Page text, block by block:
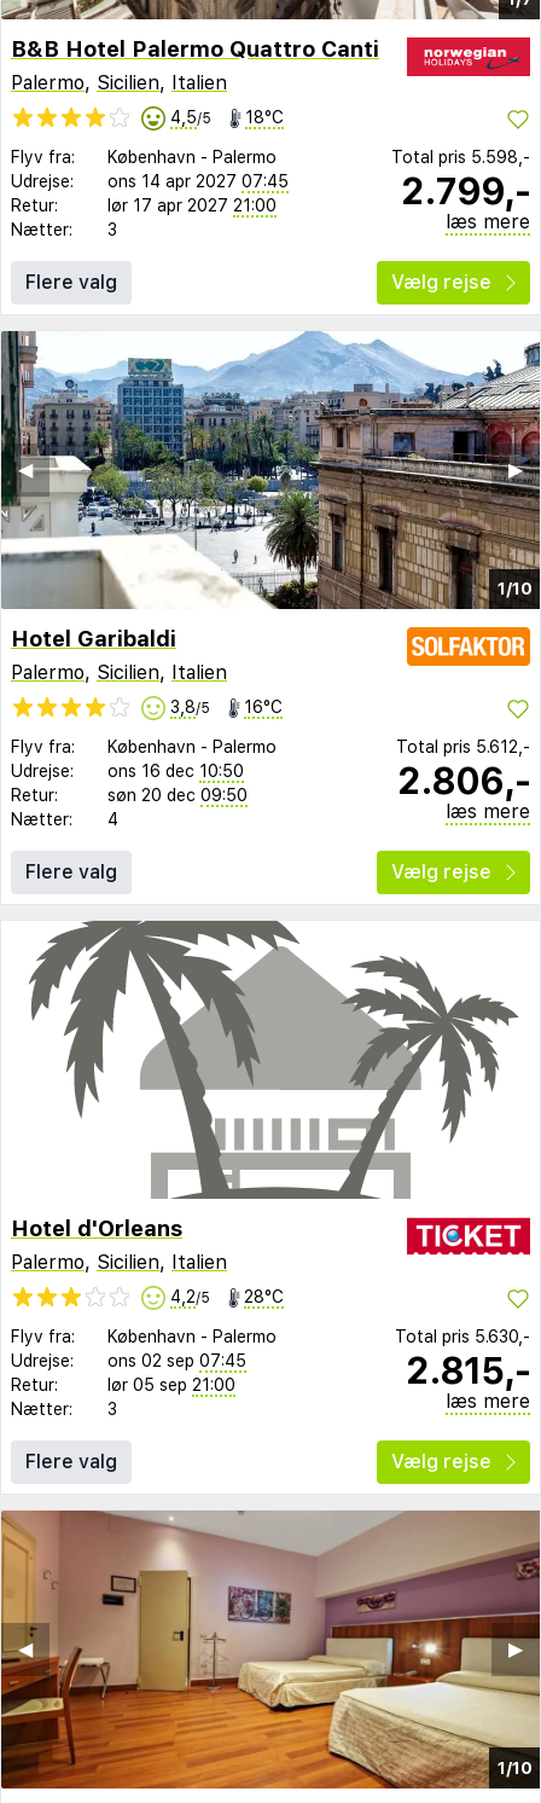
B&B Hotel Palermo Quattro Canti
Palermo, Sicilien, Italien
4,5/5 18°C
Flyv fra: København - Palermo
Udrejse:
ons 14 apr 2027 07:45
Retur:
lør 17 apr 2027 21:00
Nætter:
3
Total pris 5.598,-
2.799,-
læs mere
Flere valg Vælg rejse
1/10
▶︎
◀︎
Hotel Garibaldi
Palermo, Sicilien, Italien
3,8/5 16°C
Flyv fra: København - Palermo
Udrejse:
ons 16 dec 10:50
Retur:
søn 20 dec 09:50
Nætter:
4
Total pris 5.612,-
2.806,-
læs mere
Flere valg Vælg rejse
Hotel d'Orleans
Palermo, Sicilien, Italien
4,2/5 28°C
Flyv fra: København - Palermo
Udrejse:
ons 02 sep 07:45
Retur:
lør 05 sep 21:00
Nætter:
3
Total pris 5.630,-
2.815,-
læs mere
Flere valg Vælg rejse
1/10
▶︎
◀︎